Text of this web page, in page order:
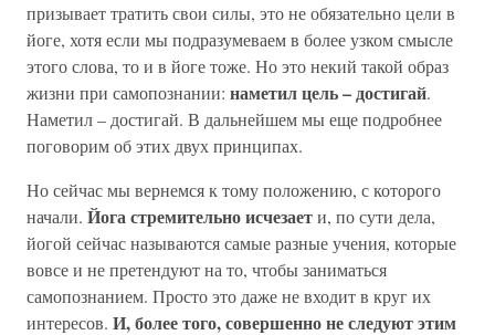
призывает тратить свои силы, это не обязательно цели в
йоге, хотя если мы подразумеваем в более узком смысле
этого слова, то и в йоге тоже. Но это некий такой образ
жизни при самопознании: наметил цель – достигай.
Наметил – достигай. В дальнейшем мы еще подробнее
поговорим об этих двух принципах.
Но сейчас мы вернемся к тому положению, с которого
начали. Йога стремительно исчезаети, по сути дела,
йогой сейчас называются самые разные учения, которые
вовсе и не претендуют на то, чтобы заниматься
самопознанием. Просто это даже не входит в круг их
интересов. И, более того, совершенно не следуют этим